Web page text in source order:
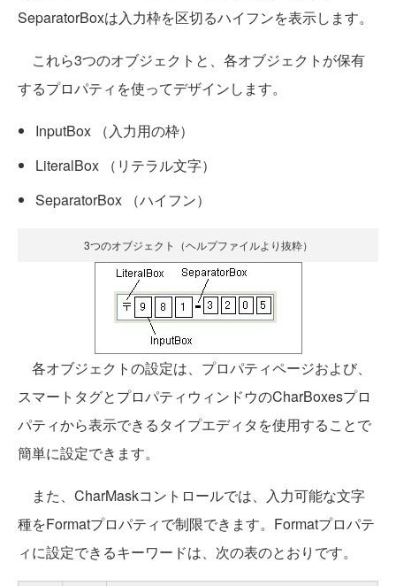
SeparatorBoxは入力枠を区切るハイフンを表示します。
これら3つのオブジェクトと、各オブジェクトが保有
するプロパティを使ってデザインします。
InputBox （入力用の枠）
LiteralBox （リテラル文字）
SeparatorBox （ハイフン）
3つのオブジェクト（ヘルプファイルより抜粋）
各オブジェクトの設定は、プロパティページおよび、
スマートタグとプロパティウィンドウのCharBoxesプロ
パティから表示できるタイプエディタを使用することで
簡単に設定できます。
また、CharMaskコントロールでは、入力可能な文字
種をFormatプロパティで制限できます。Formatプロパテ
ィに設定できるキーワードは、次の表のとおりです。